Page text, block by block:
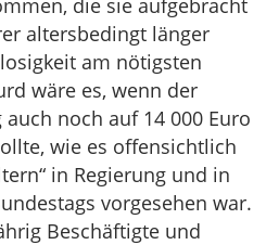
die sie aufgebracht
altersbedingt länger
am nötigsten
wäre es, wenn der
noch auf 14 000 Euro
wie es offensichtlich
in Regierung und in
vorgesehen war.
Beschäftigte und